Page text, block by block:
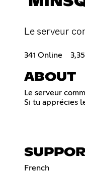
Le serveur
341 Online
ABOUT
Le serveur
Si tu apprécies
French